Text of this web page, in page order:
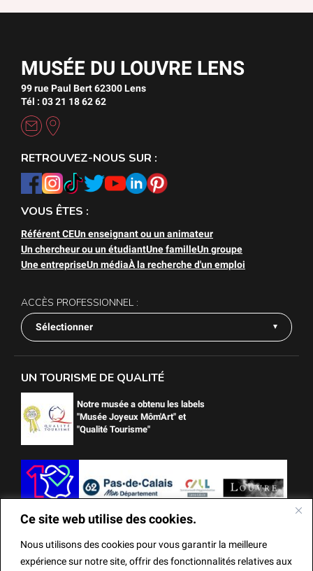
Ce site web utilise des cookies.
Nous utilisons des cookies pour vous garantir la meilleure
expérience sur notre site, offrir des fonctionnalités relatives aux
MUSÉE DU LOUVRE LENS
99 rue Paul Bert 62300 Lens
Tél : 03 21 18 62 62
RETROUVEZ-NOUS SUR :
VOUS ÊTES :
Référent CEUn enseignant ou un animateur
Un chercheur ou un étudiantUne familleUn groupe
Une entrepriseUn médiaÀ la recherche d'un emploi
ACCÈS PROFESSIONNEL :
Sélectionner
UN TOURISME DE QUALITÉ
Notre musée a obtenu les labels
"Musée Joyeux Môm'Art" et
"Qualité Tourisme"